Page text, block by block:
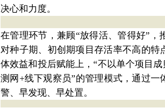
决心和力度。
在管理环节，兼顾“放得活、管得好”
对种子期、初创期项目存活率不高的
体效益和投后赋能上，“不以单个项目
测网+线下观察员”的管理模式，通过
警、早发现、早处置。